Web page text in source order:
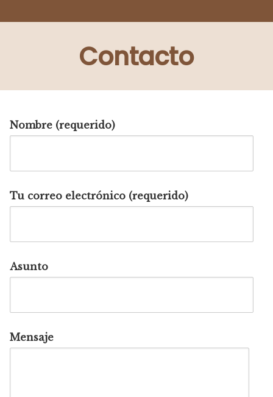
al
Contacto
Nombre (requerido)
Tu correo electrónico (requerido)
Asunto
Mensaje